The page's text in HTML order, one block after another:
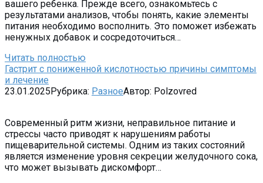
вашего ребенка. Прежде всего, ознакомьтесь с
результатами анализов, чтобы понять, какие элементы
питания необходимо восполнить. Это поможет избежать
ненужных добавок и сосредоточиться…
Читать полностью
Гастрит с пониженной кислотностью причины симптомы
и лечение
23.01.2025Рубрика: РазноеАвтор: Polzovred
Современный ритм жизни, неправильное питание и
стрессы часто приводят к нарушениям работы
пищеварительной системы. Одним из таких состояний
является изменение уровня секреции желудочного сока,
что может вызывать дискомфорт…